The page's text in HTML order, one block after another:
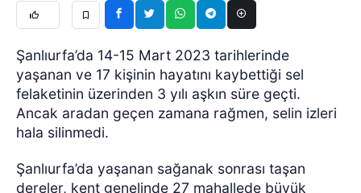
Şanlıurfa’da 14-15 Mart 2023 tarihlerinde
yaşanan ve 17 kişinin hayatını kaybettiği sel
felaketinin üzerinden 3 yılı aşkın süre geçti.
Ancak aradan geçen zamana rağmen, selin izleri
hala silinmedi.
Şanlıurfa’da yaşanan sağanak sonrası taşan
dereler, kent genelinde 27 mahallede büyük